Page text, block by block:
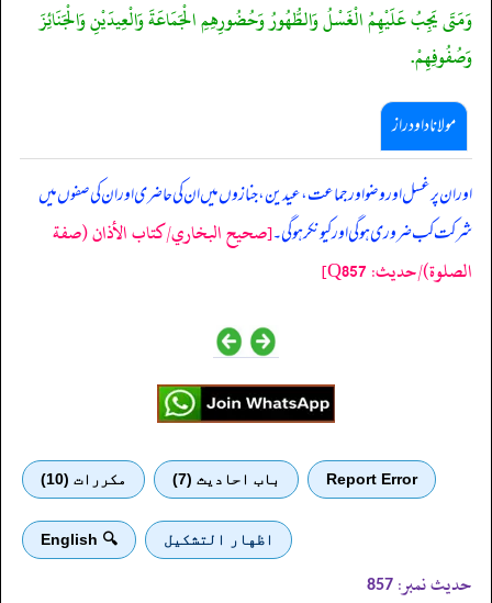
وَمَتَى يَجِبُ عَلَيْهِمُ الْغَسْلُ وَالطُّهُورُ وَحُضُورِهِمِ الْجَمَاعَةَ وَالْعِيدَيْنِ وَالْجَنَائِزَ
وَصُفُوفِهِمْ.
مولانا داود راز
‏‏‏‏ اور ان پر غسل اور وضو اور جماعت، عیدین، جنازوں میں ان کی حاضری اور ان کی صفوں میں
شرکت کب ضروری ہو گی اور کیونکر ہو گی۔[صحيح البخاري/كتاب الأذان (صفة
الصلوة)/حدیث: Q857]
Report Error باب احادیث (7) مكررات (10)
اظهار التشكيل 🔍 English
حدیث نمبر: 857